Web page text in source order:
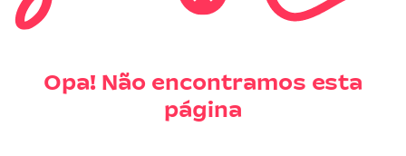
Opa! Não encontramos esta
página